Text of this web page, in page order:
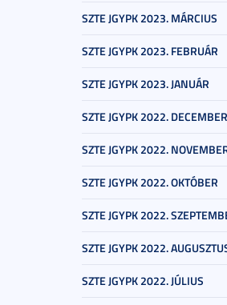
SZTE JGYPK 2023. MÁRCIUS
SZTE JGYPK 2023. FEBRUÁR
SZTE JGYPK 2023. JANUÁR
SZTE JGYPK 2022. DECEMBER
SZTE JGYPK 2022.
SZTE JGYPK 2022. OKTÓBER
SZTE JGYPK 2022.
SZTE JGYPK 2022.
SZTE JGYPK 2022. JÚLIUS